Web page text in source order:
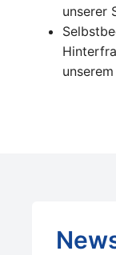
unserer